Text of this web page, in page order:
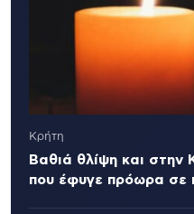
Κρήτη
Βαθιά θλίψη και στην
που έφυγε πρόωρα σε